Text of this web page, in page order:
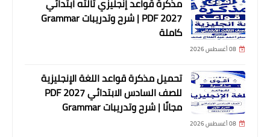
مذكرة قواعد إنجليزي تالته ابتدائي
2027 PDF | شرح وتدريبات Grammar
كاملة
08 أغسطس 2026
تحميل مذكرة قواعد اللغة الإنجليزية
للصف السادس الابتدائي 2027 PDF
مجانًا | شرح وتدريبات Grammar
08 أغسطس 2026